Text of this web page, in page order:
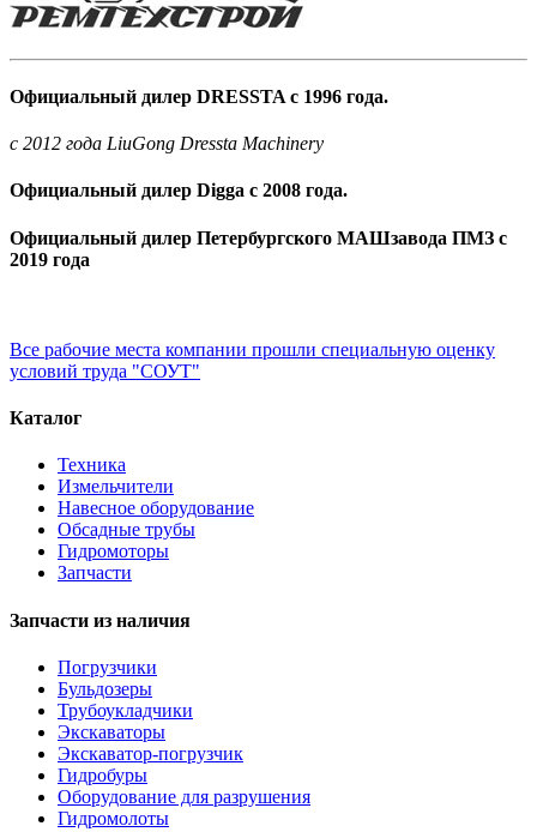
Официальный дилер DRESSTA с 1996 года.
c 2012 года LiuGong Dressta Machinery
Официальный дилер Digga с 2008 года.
Официальный дилер Петербургского МАШзавода ПМЗ с
2019 года
Все рабочие места компании прошли специальную оценку
условий труда "СОУТ"
Каталог
Техника
Измельчители
Навесное оборудование
Обсадные трубы
Гидромоторы
Запчасти
Запчасти из наличия
Погрузчики
Бульдозеры
Трубоукладчики
Экскаваторы
Экскаватор-погрузчик
Гидробуры
Оборудование для разрушения
Гидромолоты